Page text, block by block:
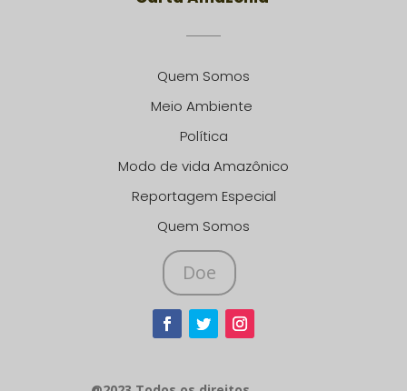
Quem Somos
Meio Ambiente
Política
Modo de vida Amazônico
Reportagem Especial
Quem Somos
Doe